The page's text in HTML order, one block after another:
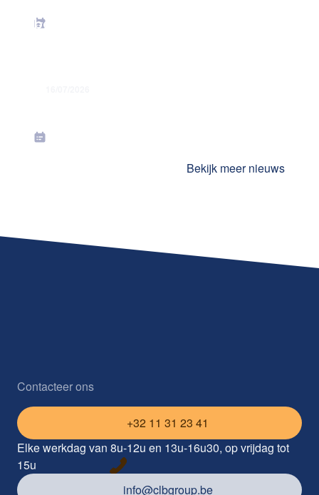
bedrag juni 2026
Bekijk meer nieuws
Contacteer ons
+32 11 31 23 41
Elke werkdag van 8u-12u en 13u-16u30, op vrijdag tot
15u
info@clbgroup.be